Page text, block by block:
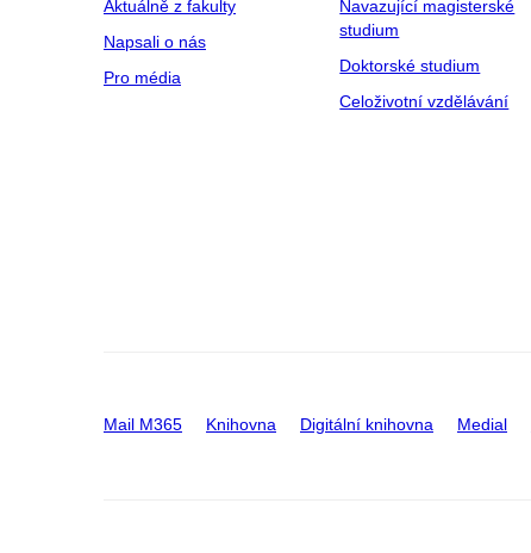
Aktuálně z fakulty
Napsali o nás
Pro média
Navazující magisterské
studium
Doktorské studium
Celoživotní vzdělávání
Mail M365 Knihovna Digitální knihovna Medial